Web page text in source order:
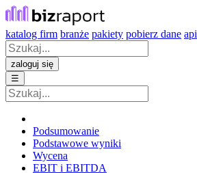
katalog firm branże pakiety pobierz dane api
zaloguj się
☰
Podsumowanie
Podstawowe wyniki
Wycena
EBIT i EBITDA